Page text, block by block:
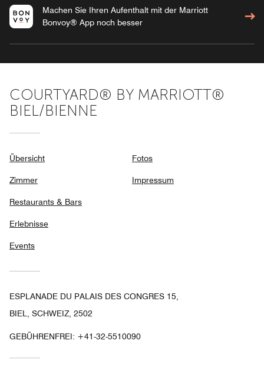
Machen Sie Ihren Aufenthalt mit der Marriott
Bonvoy® App noch besser
COURTYARD® BY MARRIOTT®
BIEL/BIENNE
Übersicht
Zimmer
Restaurants & Bars
Erlebnisse
Events
Fotos
Impressum
ESPLANADE DU PALAIS DES CONGRES 15,
BIEL, SCHWEIZ, 2502
GEBÜHRENFREI: +41-32-5510090